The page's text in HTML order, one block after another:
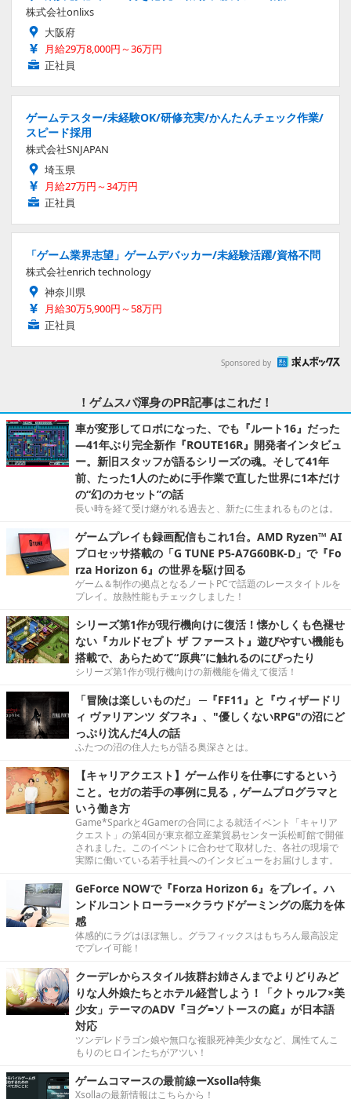
株式会社onlixs
大阪府
月給29万8,000円～36万円
正社員
ゲームテスター/未経験OK/研修充実/かんたんチェック作業/
スピード採用
株式会社SNJAPAN
埼玉県
月給27万円～34万円
正社員
「ゲーム業界志望」ゲームデバッカー/未経験活躍/資格不問
株式会社enrich technology
神奈川県
月給30万5,900円～58万円
正社員
Sponsored by
！ゲムスパ渾身のPR記事はこれだ！
車が変形してロボになった、でも『ルート16』だった
―41年ぶり完全新作『ROUTE16R』開発者インタビュ
ー。新旧スタッフが語るシリーズの魂。そして41年
前、たった1人のために手作業で直した世界に1本だけ
の“幻のカセット”の話
長い時を経て受け継がれる過去と、新たに生まれるものとは。
ゲームプレイも録画配信もこれ1台。AMD Ryzen™ AI
プロセッサ搭載の「G TUNE P5-A7G60BK-D」で『Fo
rza Horizon 6』の世界を駆け回る
ゲーム＆制作の拠点となるノートPCで話題のレースタイトルを
プレイ。放熱性能もチェックしました！
シリーズ第1作が現行機向けに復活！懐かしくも色褪せ
ない『カルドセプト ザ ファースト』遊びやすい機能も
搭載で、あらためて“原典”に触れるのにぴったり
シリーズ第1作が現行機向けの新機能を備えて復活！
「冒険は楽しいものだ」 ─『FF11』と『ウィザードリ
ィ ヴァリアンツ ダフネ』、"優しくないRPG"の沼にど
っぷり沈んだ4人の話
ふたつの沼の住人たちが語る奥深さとは。
【キャリアクエスト】ゲーム作りを仕事にするという
こと。セガの若手の事例に見る，ゲームプログラマと
いう働き方
Game*Sparkと4Gamerの合同による就活イベント「キャリア
クエスト」の第4回が東京都立産業貿易センター浜松町館で開催
されました。このイベントに合わせて取材した、各社の現場で
実際に働いている若手社員へのインタビューをお届けします。
GeForce NOWで『Forza Horizon 6』をプレイ。ハ
ンドルコントローラー×クラウドゲーミングの底力を体
感
体感的にラグはほぼ無し。グラフィックスはもちろん最高設定
でプレイ可能！
クーデレからスタイル抜群お姉さんまでよりどりみど
りな人外娘たちとホテル経営しよう！「クトゥルフ×美
少女」テーマのADV『ヨグ=ソトースの庭』が日本語
対応
ツンデレドラゴン娘や無口な複眼死神美少女など、属性てんこ
もりのヒロインたちがアツい！
ゲームコマースの最前線ーXsolla特集
Xsollaの最新情報はこちらから！